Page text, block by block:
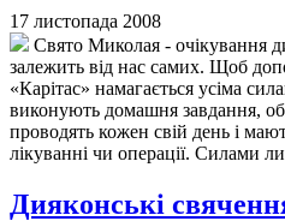
17 листопада 2008
Свято Миколая - очікування
залежить від нас самих. Щоб
«Карітас» намагається усіма
виконують домашня завдання,
проводять кожен свій день і
лікуванні чи операції. Силами
Дияконські